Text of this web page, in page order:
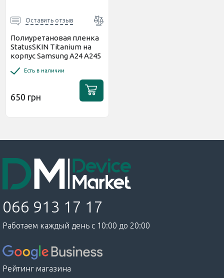
Оставить отзыв
Полиуретановая пленка
StatusSKIN Titanium на
корпус Samsung A24 A245
Есть в наличии
650 грн
066 913 17 17
Работаем каждый день с 10:00 до 20:00
Рейтинг магазина